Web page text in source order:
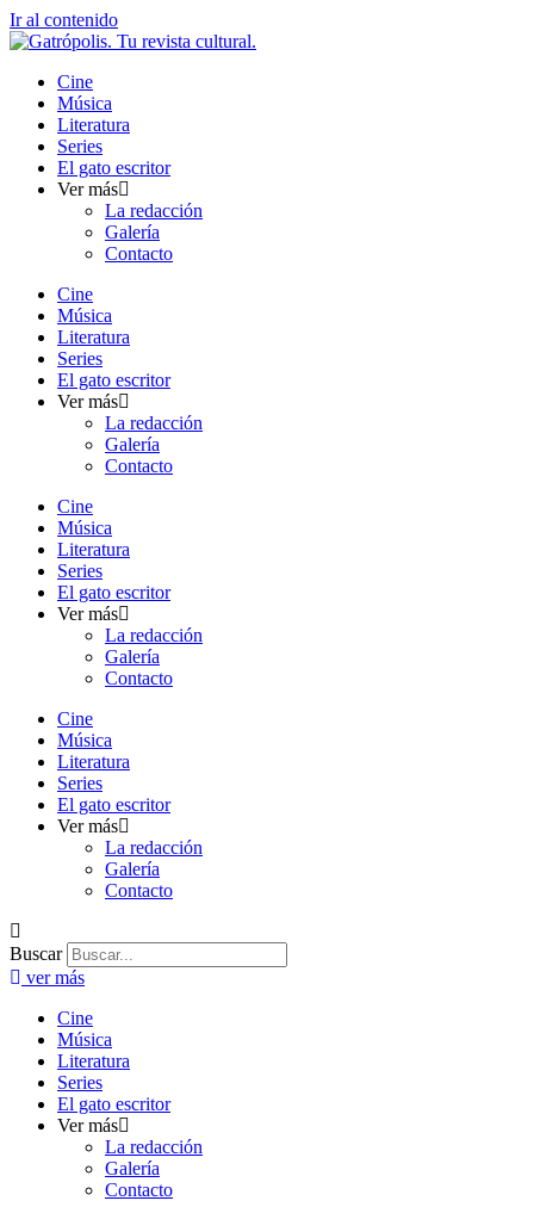
Ir al contenido
Cine
Música
Literatura
Series
El gato escritor
Ver más
La redacción
Galería
Contacto
Cine
Música
Literatura
Series
El gato escritor
Ver más
La redacción
Galería
Contacto
Cine
Música
Literatura
Series
El gato escritor
Ver más
La redacción
Galería
Contacto
Cine
Música
Literatura
Series
El gato escritor
Ver más
La redacción
Galería
Contacto
Buscar
ver más
Cine
Música
Literatura
Series
El gato escritor
Ver más
La redacción
Galería
Contacto